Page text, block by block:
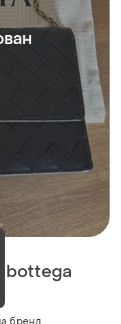
bottega